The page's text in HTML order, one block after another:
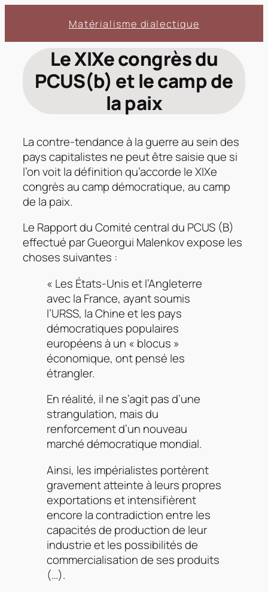
contenu
Matérialisme dialectique
Le XIXe congrès du
PCUS(b) et le camp de
la paix
La contre-tendance à la guerre au sein des
pays capitalistes ne peut être saisie que si
l’on voit la définition qu’accorde le XIXe
congrès au camp démocratique, au camp
de la paix.
Le Rapport du Comité central du PCUS (B)
effectué par Gueorgui Malenkov expose les
choses suivantes :
« Les États-Unis et l’Angleterre
avec la France, ayant soumis
l’URSS, la Chine et les pays
démocratiques populaires
européens à un « blocus »
économique, ont pensé les
étrangler.
En réalité, il ne s’agit pas d’une
strangulation, mais du
renforcement d’un nouveau
marché démocratique mondial.
Ainsi, les impérialistes portèrent
gravement atteinte à leurs propres
exportations et intensifièrent
encore la contradiction entre les
capacités de production de leur
industrie et les possibilités de
commercialisation de ses produits
(…).